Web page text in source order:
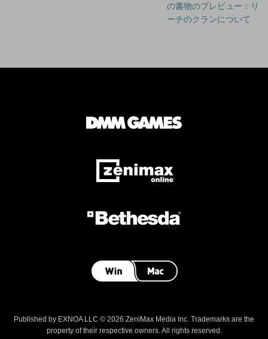
の書物のプレビュー：リ
ーチのクランについて
Published by EXNOA LLC © 2026 ZeniMax Media Inc. Trademarks are the
property of their respective owners. All rights reserved.